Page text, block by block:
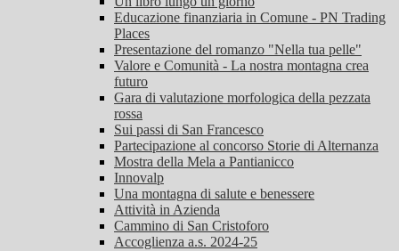
Educazione finanziaria in Comune - PN Trading
Places
Presentazione del romanzo "Nella tua pelle"
Valore e Comunità - La nostra montagna crea
futuro
Gara di valutazione morfologica della pezzata
rossa
Sui passi di San Francesco
Partecipazione al concorso Storie di Alternanza
Mostra della Mela a Pantianicco
Innovalp
Una montagna di salute e benessere
Attività in Azienda
Cammino di San Cristoforo
Accoglienza a.s. 2024-25